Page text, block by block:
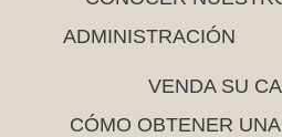
ADMINISTRACIÓN
VENDA SU
CÓMO OBTENER